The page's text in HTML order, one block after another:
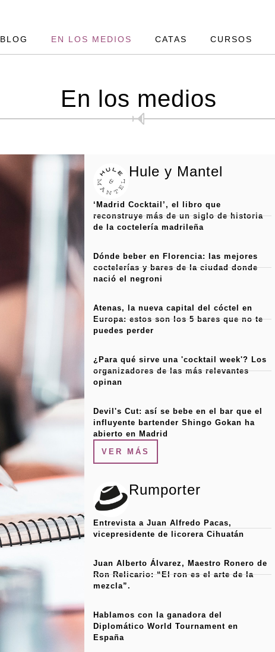
BLOG EN LOS MEDIOS CATAS CURSOS
En los medios
Hule y Mantel
‘Madrid Cocktail’, el libro que
reconstruye más de un siglo de historia
de la coctelería madrileña
Dónde beber en Florencia: las mejores
coctelerías y bares de la ciudad donde
nació el negroni
Atenas, la nueva capital del cóctel en
Europa: estos son los 5 bares que no te
puedes perder
¿Para qué sirve una 'cocktail week'? Los
organizadores de las más relevantes
opinan
Devil's Cut: así se bebe en el bar que el
influyente bartender Shingo Gokan ha
abierto en Madrid
VER MÁS
Rumporter
Entrevista a Juan Alfredo Pacas,
vicepresidente de licorera Cihuatán
Juan Alberto Álvarez, Maestro Ronero de
Ron Relicario: “El ron es el arte de la
mezcla”.
Hablamos con la ganadora del
Diplomático World Tournament en
España